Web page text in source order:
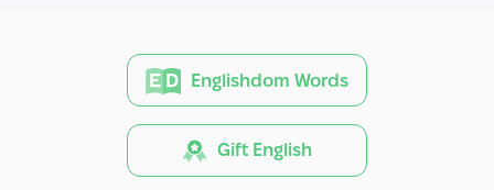
Englishdom Words
Gift English